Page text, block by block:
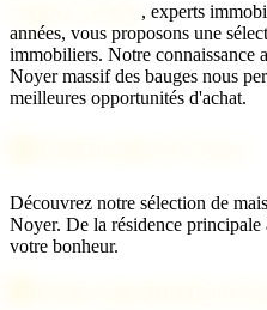
, experts
années, vous proposons une
immobiliers. Notre connaissance
Noyer massif des bauges nous
meilleures opportunités d'achat.
Découvrez notre sélection de
Noyer. De la résidence
votre bonheur.